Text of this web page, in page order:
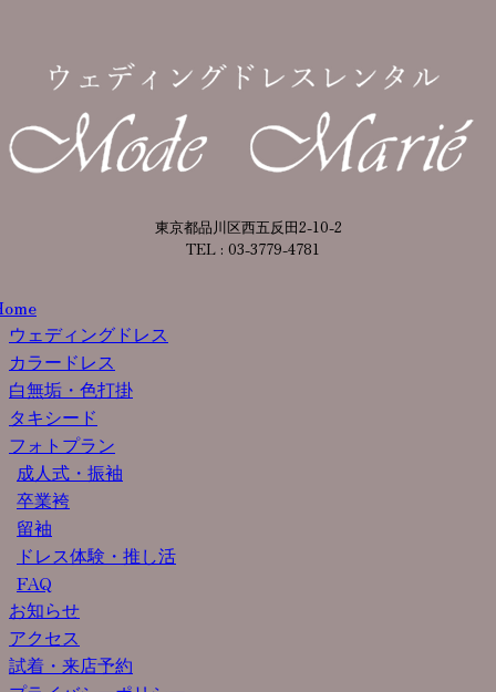
東京都品川区西五反田2-10-2
TEL : 03-3779-4781
ウェディングドレス
カラードレス
白無垢・色打掛
タキシード
フォトプラン
成人式・振袖
卒業袴
留袖
ドレス体験・推し活
FAQ
お知らせ
アクセス
試着・来店予約